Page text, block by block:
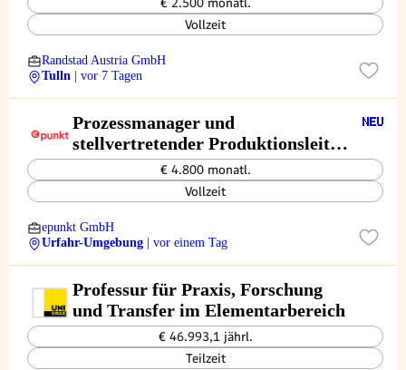
Vollzeit
Randstad Austria GmbH
Tulln
| vor 7 Tagen
Prozessmanager und
stellvertretender Produktionsleiter
(m/w/x)
€ 4.800 monatl.
Vollzeit
epunkt GmbH
Urfahr-Umgebung
| vor einem Tag
Professur für Praxis, Forschung
und Transfer im Elementarbereich
€ 46.993,1 jährl.
Teilzeit